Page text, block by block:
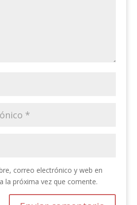
correo electrónico y web en
la próxima vez que comente.